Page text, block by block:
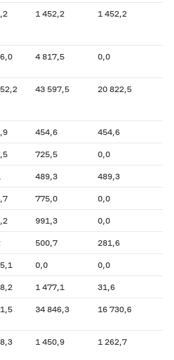
1 452,2 1 452,2
4 817,5 0,0
43 597,5 20 822,5
454,6 454,6
725,5 0,0
489,3 489,3
775,0 0,0
991,3 0,0
500,7 281,6
0,0 0,0
1 477,1 31,6
34 846,3 16 730,6
1 450,9 1 262,7